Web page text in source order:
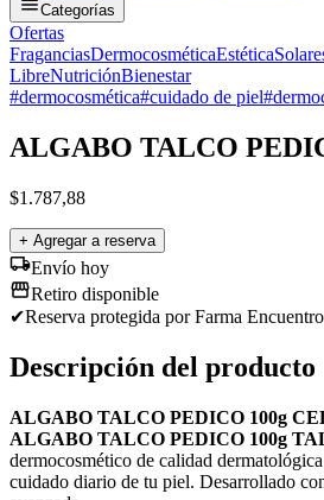
Categorías
Ofertas
FraganciasDermocosméticaEstética
LibreNutriciónBienestar
#dermocosmética#cuidado de piel#
ALGABO TALCO
$1.787,88
+ Agregar a reserva
Envío hoy
Retiro disponible
✔Reserva protegida por Farma Encuentro
Descripción del producto
ALGABO TALCO PEDICO 100g
ALGABO TALCO PEDICO 100g
dermocosmético de calidad
cuidado diario de tu piel. Desarrollado